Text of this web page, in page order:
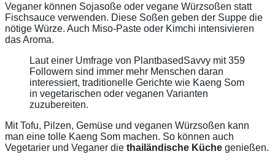
Veganer können Sojasoße oder vegane Würzsoßen statt
Fischsauce verwenden. Diese Soßen geben der Suppe die
nötige Würze. Auch Miso-Paste oder Kimchi intensivieren
das Aroma.
Laut einer Umfrage von PlantbasedSavvy mit 359
Followern sind immer mehr Menschen daran
interessiert, traditionelle Gerichte wie Kaeng Som
in vegetarischen oder veganen Varianten
zuzubereiten.
Mit Tofu, Pilzen, Gemüse und veganen Würzsoßen kann
man eine tolle Kaeng Som machen. So können auch
Vegetarier und Veganer die thailändische Küche genießen.